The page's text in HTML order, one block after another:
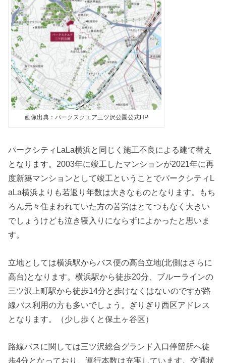
画像出典：パークスクエア三ツ沢公園公式HP
パークシティLaLa横浜と同じく施工不良による建て替え
となります。2003年に竣工したマンションが2021年に再
度新築マンションとして竣工ということでパークシティL
aLa横浜よりも若返り年数は大きなものとなります。もち
ろん元々住まわれていた方の苦労はとてつもなく大きい
でしょうけども泣き寝入りにならずによかったと思いま
す。
立地としては横浜駅からバス便の高台立地(北側はさらに
高台)となります。横浜駅から徒歩20分、ブルーラインの
三ツ沢上町駅から徒歩14分と歩けなくはないのですが路
線バス利用の方も多いでしょう。ぎりぎり西区アドレス
となります。（少し歩くと保土ヶ谷区）
路線バスに関しては三ツ沢総合グランド入口停留所へ徒
歩4分となっており、運行本数は充実しています。交通状